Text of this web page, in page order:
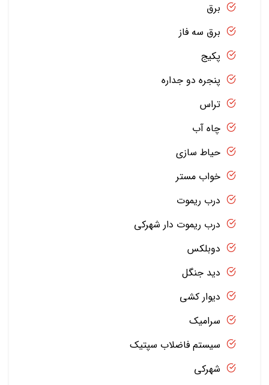
برق
برق سه فاز
پکیج
پنجره دو جداره
تراس
چاه آب
حیاط سازی
خواب مستر
درب ریموت
درب ریموت دار شهرکی
دوبلکس
دید جنگل
دیوار کشی
سرامیک
سیستم فاضلاب سپتیک
شهرکی